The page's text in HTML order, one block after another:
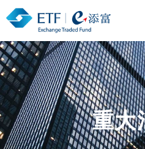
重大